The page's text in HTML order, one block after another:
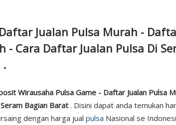
Jualan Pulsa Murah -
- Cara Daftar Jualan Pulsa Di
.
Wirausaha Pulsa Game - Daftar Jualan Pulsa
Bagian Barat . Disini dapat anda temukan
dengan harga jual pulsa Nasional se